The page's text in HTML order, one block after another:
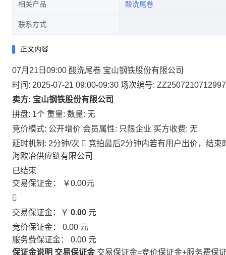
相关产品 酸洗尾卷
联系方式
正文内容
07月21日09:00 酸洗尾卷 宝山钢铁股份有限公司
时间: 2025-07-21 09:00-09:30 场次编号: ZZ2507210712997
卖方: 宝山钢铁股份有限公司
拼盘: 1个 重量: 数量: 无
竞价模式: 公开增价 会员属性: 只限企业 买方收费: 无
延时机制: 2分钟/次  竞拍最后2分钟内若有用户出价，结
海欧冶供应链有限公司
已结束
交易保证金：
￥0.00元

交易保证金：￥ 0.00 元
竞价保证金： 0.00 元
服务费保证金： 0.00 元
保证金说明 交易保证金 交易保证金=竞价保证金+服务费保